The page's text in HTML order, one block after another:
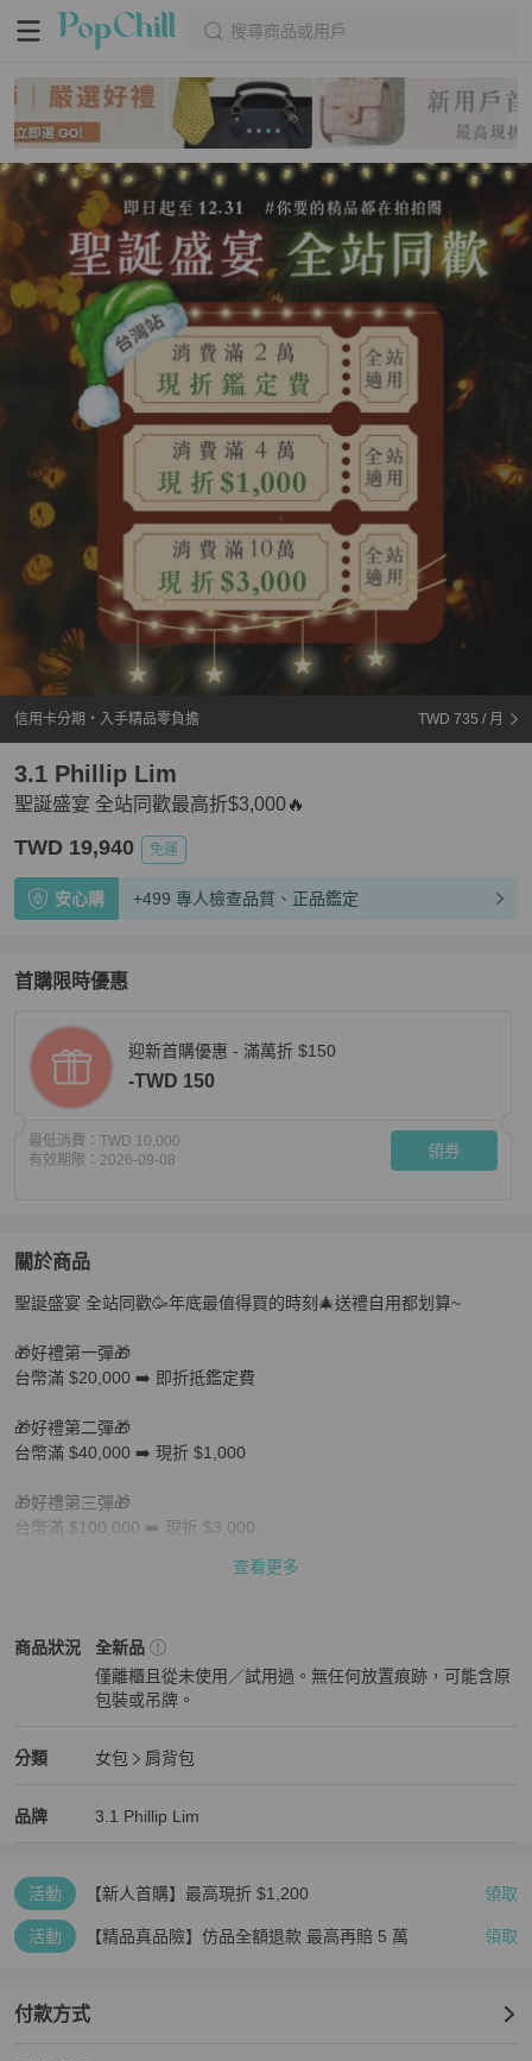
搜尋商品或用戶
信用卡分期・入手精品零負擔 TWD 735 / 月
聖誕盛宴 全站同歡最高折$3,000🔥
3.1 Phillip Lim
TWD 19,940 免運
安心購 +499 專人檢查品質、正品鑑定
首購限時優惠
迎新首購優惠 - 滿萬折 $150
-TWD 150
最低消費： TWD 10,000
有效期限： 2026-09-08 領券
關於商品
關於聖誕盛宴 全站同歡最高折$3,000🔥商品詳情與購買須知
聖誕盛宴 全站同歡🥳年底最值得買的時刻🎄送禮自用都划算~
🎁好禮第一彈🎁
台幣滿 $20,000 ➡️ 即折抵鑑定費
🎁好禮第二彈🎁
台幣滿 $40,000 ➡️ 現折 $1,000
🎁好禮第三彈🎁
台幣滿 $100,000 ➡️ 現折 $3,000
📍 立即到 APP →【我的 → 優惠券】領取優惠
活動只到 12/31 23:59——趁還來的及，快衝一波
- 此優惠適用全站商品。
- 如有任何爭議，PopChill 保留最終決定權。
查看更多
商品狀況
3.1 Phillip Lim女包商品狀態與細節
全新品
僅離櫃且從未使用／試用過。無任何放置痕跡，可能含原
包裝或吊牌。
分類
3.1 Phillip Lim女包分類資訊
女包
肩背包
品牌
3.1 Phillip Lim 精品女包品牌介紹
3.1 Phillip Lim
3.1 Phillip Lim 推薦清單
活動 【新人首購】最高現折 $1,200 領取
活動 【精品真品險】仿品全額退款 最高再賠 5 萬 領取
付款方式